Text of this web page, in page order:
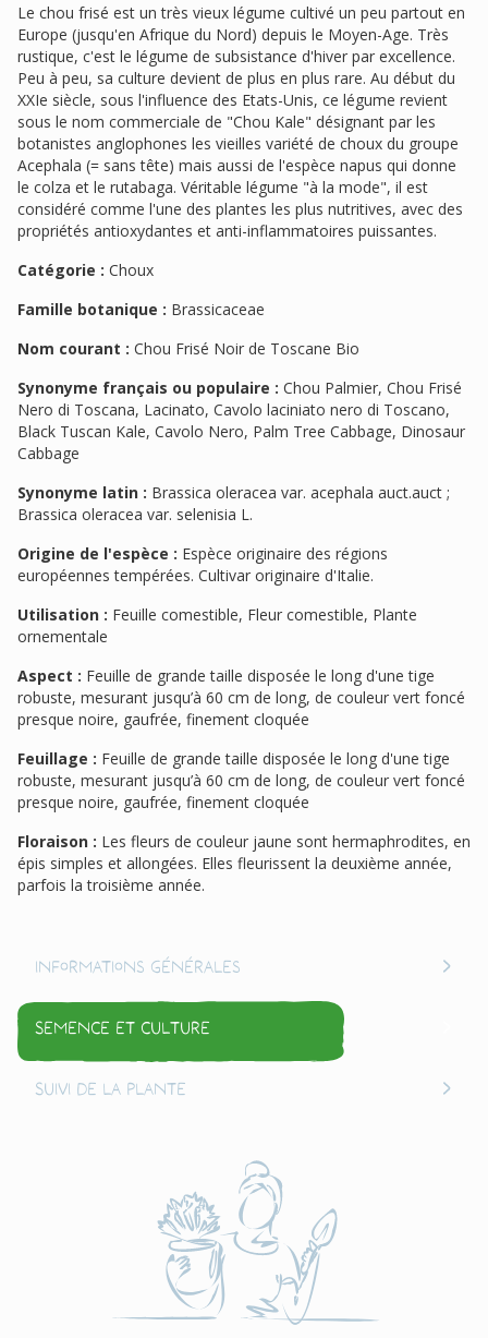
Le chou frisé est un très vieux légume cultivé un peu partout en
Europe (jusqu'en Afrique du Nord) depuis le Moyen-Age. Très
rustique, c'est le légume de subsistance d'hiver par excellence.
Peu à peu, sa culture devient de plus en plus rare. Au début du
XXIe siècle, sous l'influence des Etats-Unis, ce légume revient
sous le nom commerciale de "Chou Kale" désignant par les
botanistes anglophones les vieilles variété de choux du groupe
Acephala (= sans tête) mais aussi de l'espèce napus qui donne
le colza et le rutabaga. Véritable légume "à la mode", il est
considéré comme l'une des plantes les plus nutritives, avec des
propriétés antioxydantes et anti-inflammatoires puissantes.
Catégorie : Choux
Famille botanique : Brassicaceae
Nom courant : Chou Frisé Noir de Toscane Bio
Synonyme français ou populaire : Chou Palmier, Chou Frisé
Nero di Toscana, Lacinato, Cavolo laciniato nero di Toscano,
Black Tuscan Kale, Cavolo Nero, Palm Tree Cabbage, Dinosaur
Cabbage
Synonyme latin : Brassica oleracea var. acephala auct.auct ;
Brassica oleracea var. selenisia L.
Origine de l'espèce : Espèce originaire des régions
européennes tempérées. Cultivar originaire d'Italie.
Utilisation : Feuille comestible, Fleur comestible, Plante
ornementale
Aspect : Feuille de grande taille disposée le long d'une tige
robuste, mesurant jusqu’à 60 cm de long, de couleur vert foncé
presque noire, gaufrée, finement cloquée
Feuillage : Feuille de grande taille disposée le long d'une tige
robuste, mesurant jusqu’à 60 cm de long, de couleur vert foncé
presque noire, gaufrée, finement cloquée
Floraison : Les fleurs de couleur jaune sont hermaphrodites, en
épis simples et allongées. Elles fleurissent la deuxième année,
parfois la troisième année.
Informations générales
Semence et culture
Suivi de la plante